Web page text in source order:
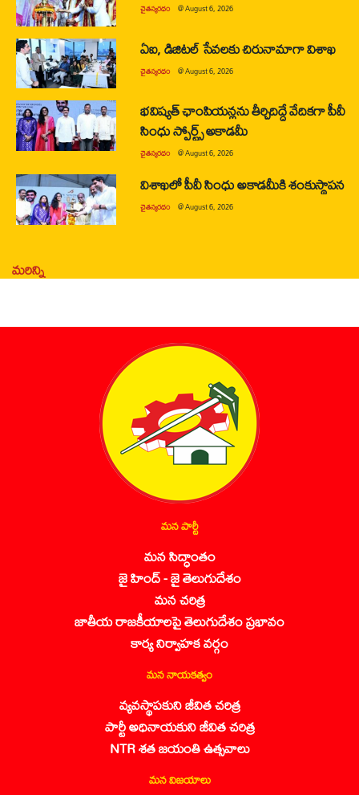
చైతన్యరధం @August 6, 2026
ఏఐ, డిజిటల్ సేవలకు చిరునామాగా విశాఖ
చైతన్యరధం @August 6, 2026
భవిష్యత్ ఛాంపియన్లను తీర్చిదిద్దే వేదికగా పీవీ
సింధు స్పోర్ట్స్ అకాడమీ
చైతన్యరధం @August 6, 2026
విశాఖలో పీవీ సింధు అకాడమీకి శంకుస్థాపన
చైతన్యరధం @August 6, 2026
మరిన్ని
మన పార్టీ
మన సిద్ధాంతం
జై హింద్ - జై తెలుగుదేశం
మన చరిత్ర
జాతీయ రాజకీయాలపై తెలుగుదేశం ప్రభావం
కార్య నిర్వాహక వర్గం
మన నాయకత్వం
వ్యవస్థాపకుని జీవిత చరిత్ర
పార్టీ అధినాయకుని జీవిత చరిత్ర
NTR శత జయంతి ఉత్సవాలు
మన విజయాలు